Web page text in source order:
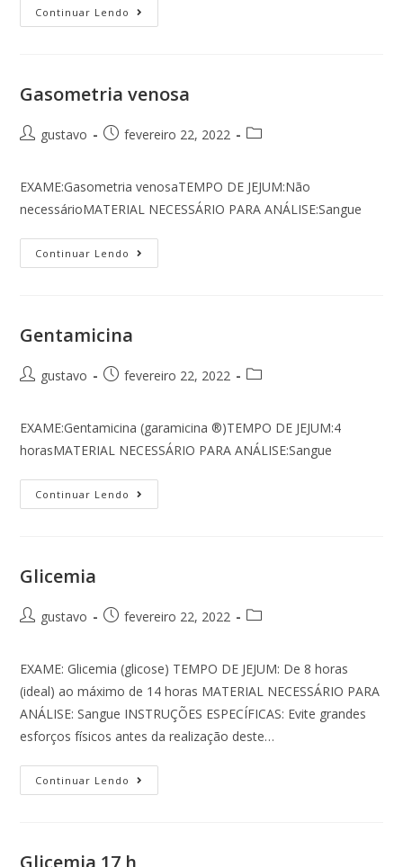
Continuar Lendo
Gasometria venosa
gustavo fevereiro 22, 2022
EXAME:Gasometria venosaTEMPO DE JEJUM:Não
necessárioMATERIAL NECESSÁRIO PARA ANÁLISE:Sangue
Continuar Lendo
Gentamicina
gustavo fevereiro 22, 2022
EXAME:Gentamicina (garamicina ®)TEMPO DE JEJUM:4
horasMATERIAL NECESSÁRIO PARA ANÁLISE:Sangue
Continuar Lendo
Glicemia
gustavo fevereiro 22, 2022
EXAME: Glicemia (glicose) TEMPO DE JEJUM: De 8 horas
(ideal) ao máximo de 14 horas MATERIAL NECESSÁRIO PARA
ANÁLISE: Sangue INSTRUÇÕES ESPECÍFICAS: Evite grandes
esforços físicos antes da realização deste…
Continuar Lendo
Glicemia 17 h